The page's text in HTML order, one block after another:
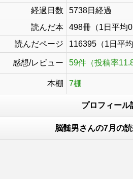
経過日数
5738日経過
読んだ本
498冊（1日平均
読んだページ
116395（1日平均
感想/レビュー 59件（投稿率
本棚 7棚
プロフィール
脳髄男さんの7月の